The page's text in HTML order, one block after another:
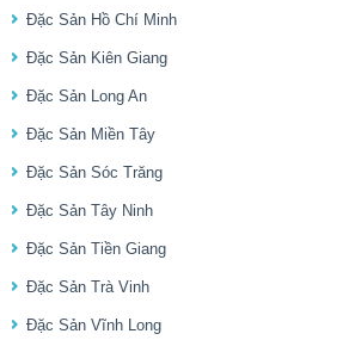
Đặc Sản Hồ Chí Minh
Đặc Sản Kiên Giang
Đặc Sản Long An
Đặc Sản Miền Tây
Đặc Sản Sóc Trăng
Đặc Sản Tây Ninh
Đặc Sản Tiền Giang
Đặc Sản Trà Vinh
Đặc Sản Vĩnh Long